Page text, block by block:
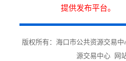
提供发布平台。
版权所有：海口市公共资源交易
源交易中心
网